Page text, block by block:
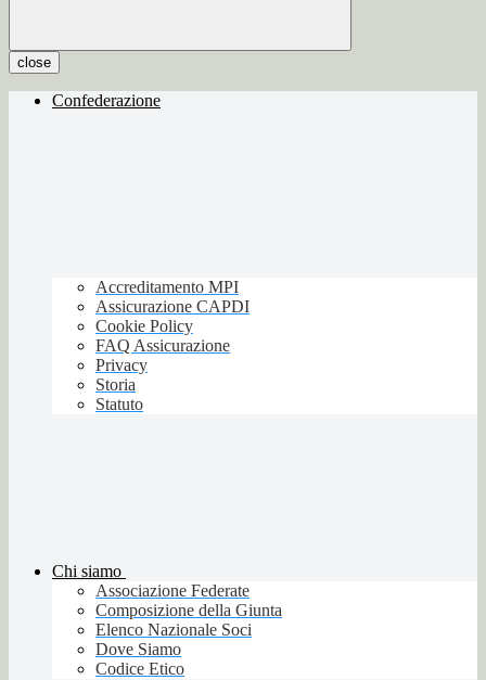
close
Confederazione
Accreditamento MPI
Assicurazione CAPDI
Cookie Policy
FAQ Assicurazione
Privacy
Storia
Statuto
Chi siamo
Associazione Federate
Composizione della Giunta
Elenco Nazionale Soci
Dove Siamo
Codice Etico